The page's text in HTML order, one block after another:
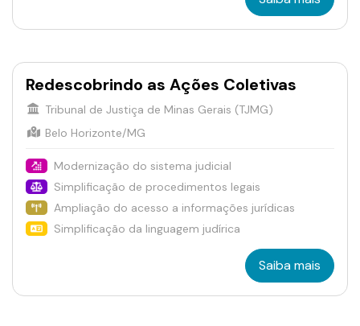
Redescobrindo as Ações Coletivas
Tribunal de Justiça de Minas Gerais (TJMG)
Belo Horizonte/MG
Modernização do sistema judicial
Simplificação de procedimentos legais
Ampliação do acesso a informações jurídicas
Simplificação da linguagem judírica
Saiba mais